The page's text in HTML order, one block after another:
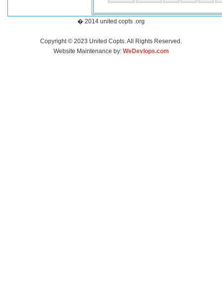
� 2014 united copts .org
Copyright © 2023 United Copts. All Rights Reserved.
Website Maintenance by: WeDevlops.com